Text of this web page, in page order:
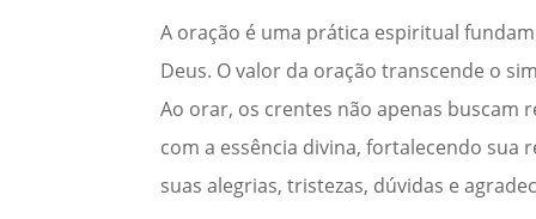
A oração é uma prática espiritual
Deus. O valor da oração transcende o
Ao orar, os crentes não apenas buscam
com a essência divina, fortalecendo sua
suas alegrias, tristezas, dúvidas e